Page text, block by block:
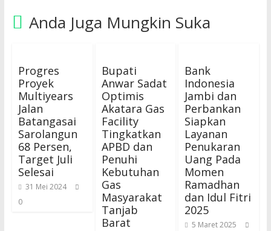
Anda Juga Mungkin Suka
Progres
Proyek
Multiyears
Jalan
Batangasai
Sarolangun
68 Persen,
Target Juli
Selesai
31 Mei 2024
0
Bupati
Anwar Sadat
Optimis
Akatara Gas
Facility
Tingkatkan
APBD dan
Penuhi
Kebutuhan
Gas
Masyarakat
Tanjab
Barat
Bank
Indonesia
Jambi dan
Perbankan
Siapkan
Layanan
Penukaran
Uang Pada
Momen
Ramadhan
dan Idul Fitri
2025
5 Maret 2025